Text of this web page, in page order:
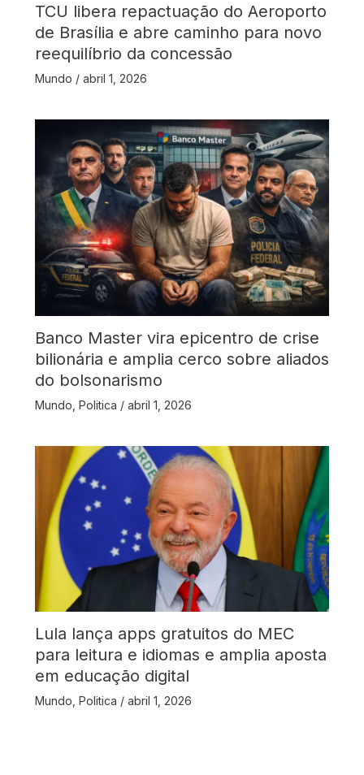
TCU libera repactuação do Aeroporto
de Brasília e abre caminho para novo
reequilíbrio da concessão
Mundo / abril 1, 2026
Banco Master vira epicentro de crise
bilionária e amplia cerco sobre aliados
do bolsonarismo
Mundo Politica / abril 1, 2026
Lula lança apps gratuitos do MEC
para leitura e idiomas e amplia aposta
em educação digital
Mundo Politica / abril 1, 2026